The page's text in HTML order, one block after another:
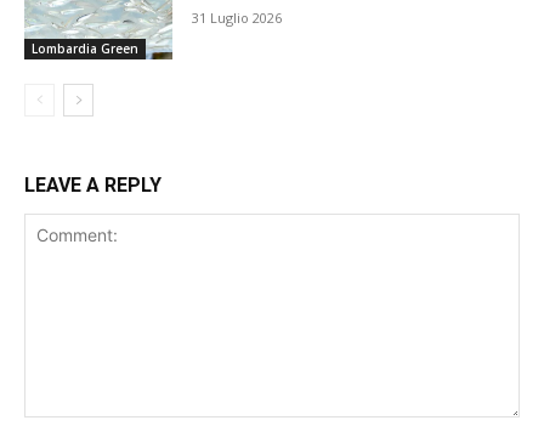
Lombardia Green
31 Luglio 2026
LEAVE A REPLY